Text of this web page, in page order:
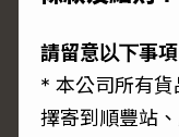
請留意以下事項
* 本公司所有
擇寄到順豐站